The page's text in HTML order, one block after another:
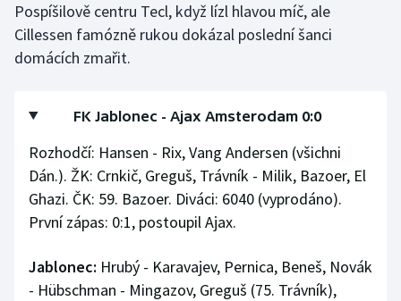
Pospíšilově centru Tecl, když lízl hlavou míč, ale
Cillessen famózně rukou dokázal poslední šanci
domácích zmařit.
FK Jablonec - Ajax Amsterodam 0:0
Rozhodčí: Hansen - Rix, Vang Andersen (všichni
Dán.). ŽK: Crnkič, Greguš, Trávník - Milik, Bazoer, El
Ghazi. ČK: 59. Bazoer. Diváci: 6040 (vyprodáno).
První zápas: 0:1, postoupil Ajax.
Jablonec: Hrubý - Karavajev, Pernica, Beneš, Novák
- Hübschman - Mingazov, Greguš (75. Trávník),